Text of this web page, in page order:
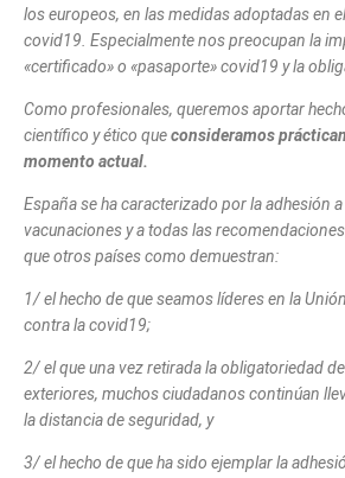
los europeos, en las medidas adoptadas en
covid19. Especialmente nos preocupan la
«certificado» o «pasaporte» covid19 y la
Como profesionales, queremos aportar
científico y ético queconsideramos
momento actual.
España se ha caracterizado por la adhesión
vacunaciones y a todas las
que otros países como demuestran:
1/ el hecho de que seamos líderes en la
contra la covid19;
2/ el que una vez retirada la obligatoriedad
exteriores, muchos ciudadanos continúan
la distancia de seguridad, y
3/ el hecho de que ha sido ejemplar la